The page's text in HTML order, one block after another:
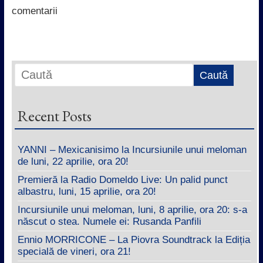
k
p
comentarii
Recent Posts
YANNI – Mexicanisimo la Incursiunile unui meloman
de luni, 22 aprilie, ora 20!
Premieră la Radio Domeldo Live: Un palid punct
albastru, luni, 15 aprilie, ora 20!
Incursiunile unui meloman, luni, 8 aprilie, ora 20: s-a
născut o stea. Numele ei: Rusanda Panfili
Ennio MORRICONE – La Piovra Soundtrack la Ediția
specială de vineri, ora 21!